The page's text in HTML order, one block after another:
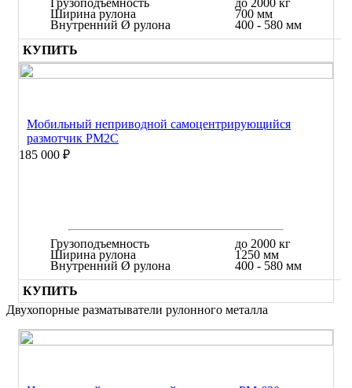
Ширина рулона
Внутренний Ø рулона
700 мм
400 - 580 мм
КУПИТЬ
Мобильный неприводной самоцентрирующийся
размотчик РМ2С
185 000 ₽
Грузоподъемность
Ширина рулона
Внутренний Ø рулона
до 2000 кг
1250 мм
400 - 580 мм
КУПИТЬ
Двухопорные разматыватели рулонного металла